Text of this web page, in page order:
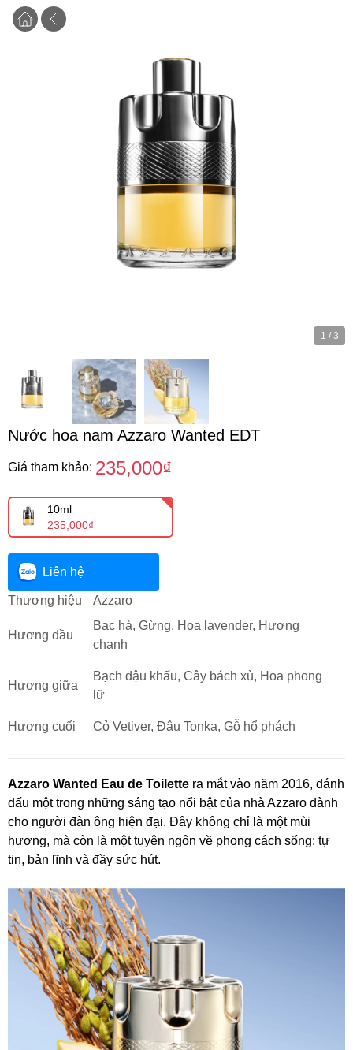
1 / 3
Nước hoa nam Azzaro Wanted EDT
Giá tham khảo: 235,000₫
10ml
235,000₫
Liên hệ
Thương hiệu Azzaro
Hương đầu
Bạc hà, Gừng, Hoa lavender, Hương
chanh
Hương giữa
Bạch đậu khấu, Cây bách xù, Hoa phong
lữ
Hương cuối Cỏ Vetiver, Đậu Tonka, Gỗ hổ phách
Azzaro Wanted Eau de Toilette ra mắt vào năm 2016, đánh
dấu một trong những sáng tạo nổi bật của nhà Azzaro dành
cho người đàn ông hiện đại. Đây không chỉ là một mùi
hương, mà còn là một tuyên ngôn về phong cách sống: tự
tin, bản lĩnh và đầy sức hút.